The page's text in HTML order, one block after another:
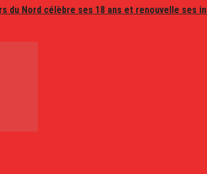
du Nord célèbre ses 18 ans et renouvelle ses